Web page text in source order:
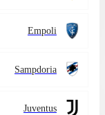
Empoli
Sampdoria
Juventus